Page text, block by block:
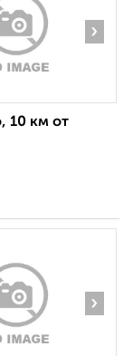
›
10 км от
›